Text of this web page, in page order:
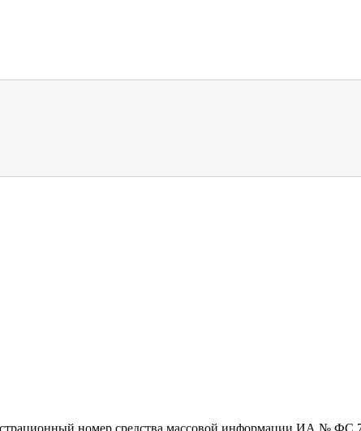
номер средства массовой информации ИА № ФС